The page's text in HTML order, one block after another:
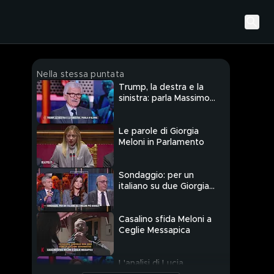
Nella stessa puntata
Trump, la destra e la
sinistra: parla Massimo
Le parole di Giorgia
Meloni in Parlamento
Sondaggio: per un
italiano su due Giorgia
Casalino sfida Meloni a
Ceglie Messapica
L'analisi di Lucia